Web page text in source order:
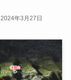
2024年3月27日